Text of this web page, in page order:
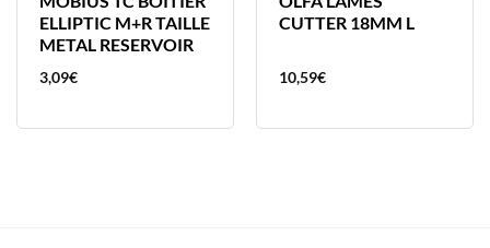
ELLIPTIC M+R TAILLE
METAL RESERVOIR
3,09€
CUTTER 18MM L
10,59€